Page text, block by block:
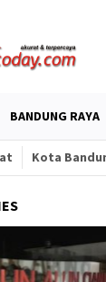
BANDUNG RAYA
Kota